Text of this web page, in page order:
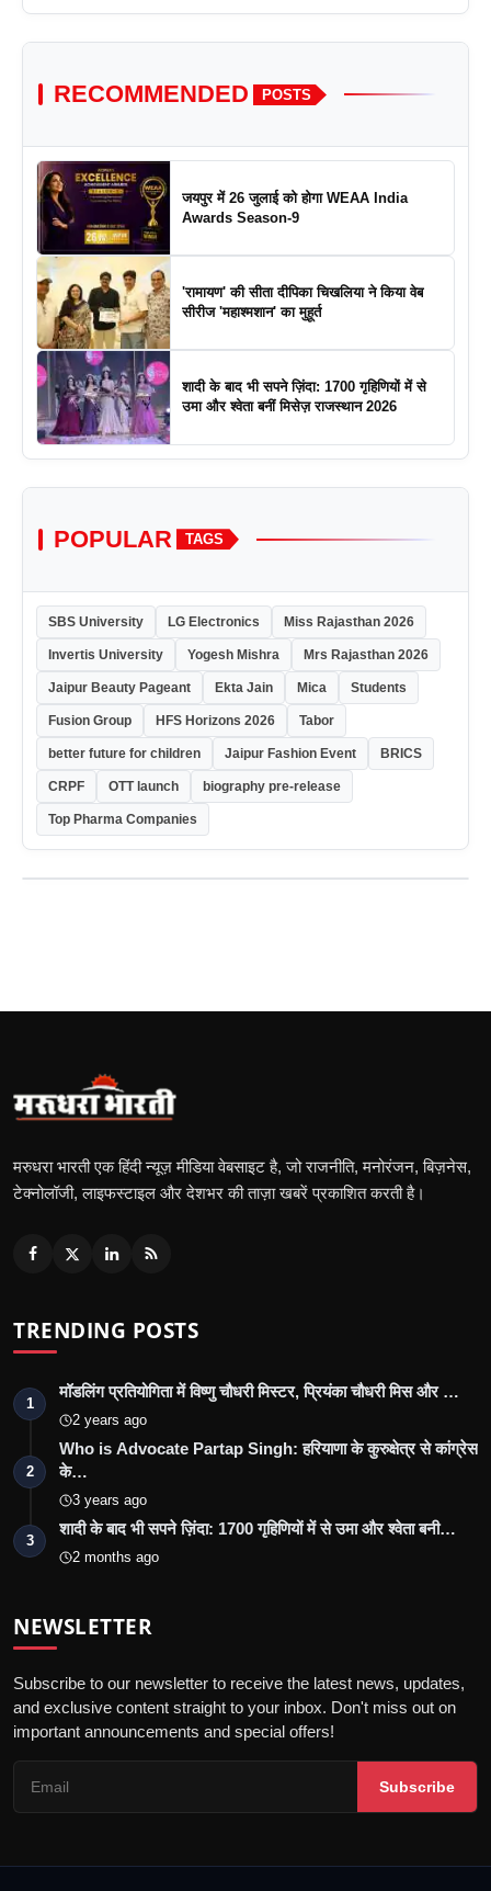
RECOMMENDED POSTS
जयपुर में 26 जुलाई को होगा WEAA India
Awards Season-9
'रामायण' की सीता दीपिका चिखलिया ने किया वेब
सीरीज 'महाश्मशान' का मुहूर्त
शादी के बाद भी सपने ज़िंदा: 1700 गृहिणियों में से
उमा और श्वेता बनीं मिसेज़ राजस्थान 2026
POPULAR TAGS
SBS University LG Electronics Miss Rajasthan 2026
Invertis University Yogesh Mishra Mrs Rajasthan 2026
Jaipur Beauty Pageant Ekta Jain Mica Students
Fusion Group HFS Horizons 2026 Tabor
better future for children Jaipur Fashion Event BRICS
CRPF OTT launch biography pre-release
Top Pharma Companies
मरुधरा भारती एक हिंदी न्यूज़ मीडिया वेबसाइट है, जो राजनीति, मनोरंजन, बिज़नेस,
टेक्नोलॉजी, लाइफस्टाइल और देशभर की ताज़ा खबरें प्रकाशित करती है।
TRENDING POSTS
1
मॉडलिंग प्रतियोगिता में विष्णु चौधरी मिस्टर, प्रियंका चौधरी मिस और …
2 years ago
2
Who is Advocate Partap Singh: हरियाणा के कुरुक्षेत्र से कांग्रेस
के…
3 years ago
3
शादी के बाद भी सपने ज़िंदा: 1700 गृहिणियों में से उमा और श्वेता बनी…
2 months ago
NEWSLETTER
Subscribe to our newsletter to receive the latest news, updates,
and exclusive content straight to your inbox. Don't miss out on
important announcements and special offers!
Subscribe